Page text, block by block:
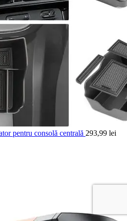
pentru consolă centrală 293,99 lei